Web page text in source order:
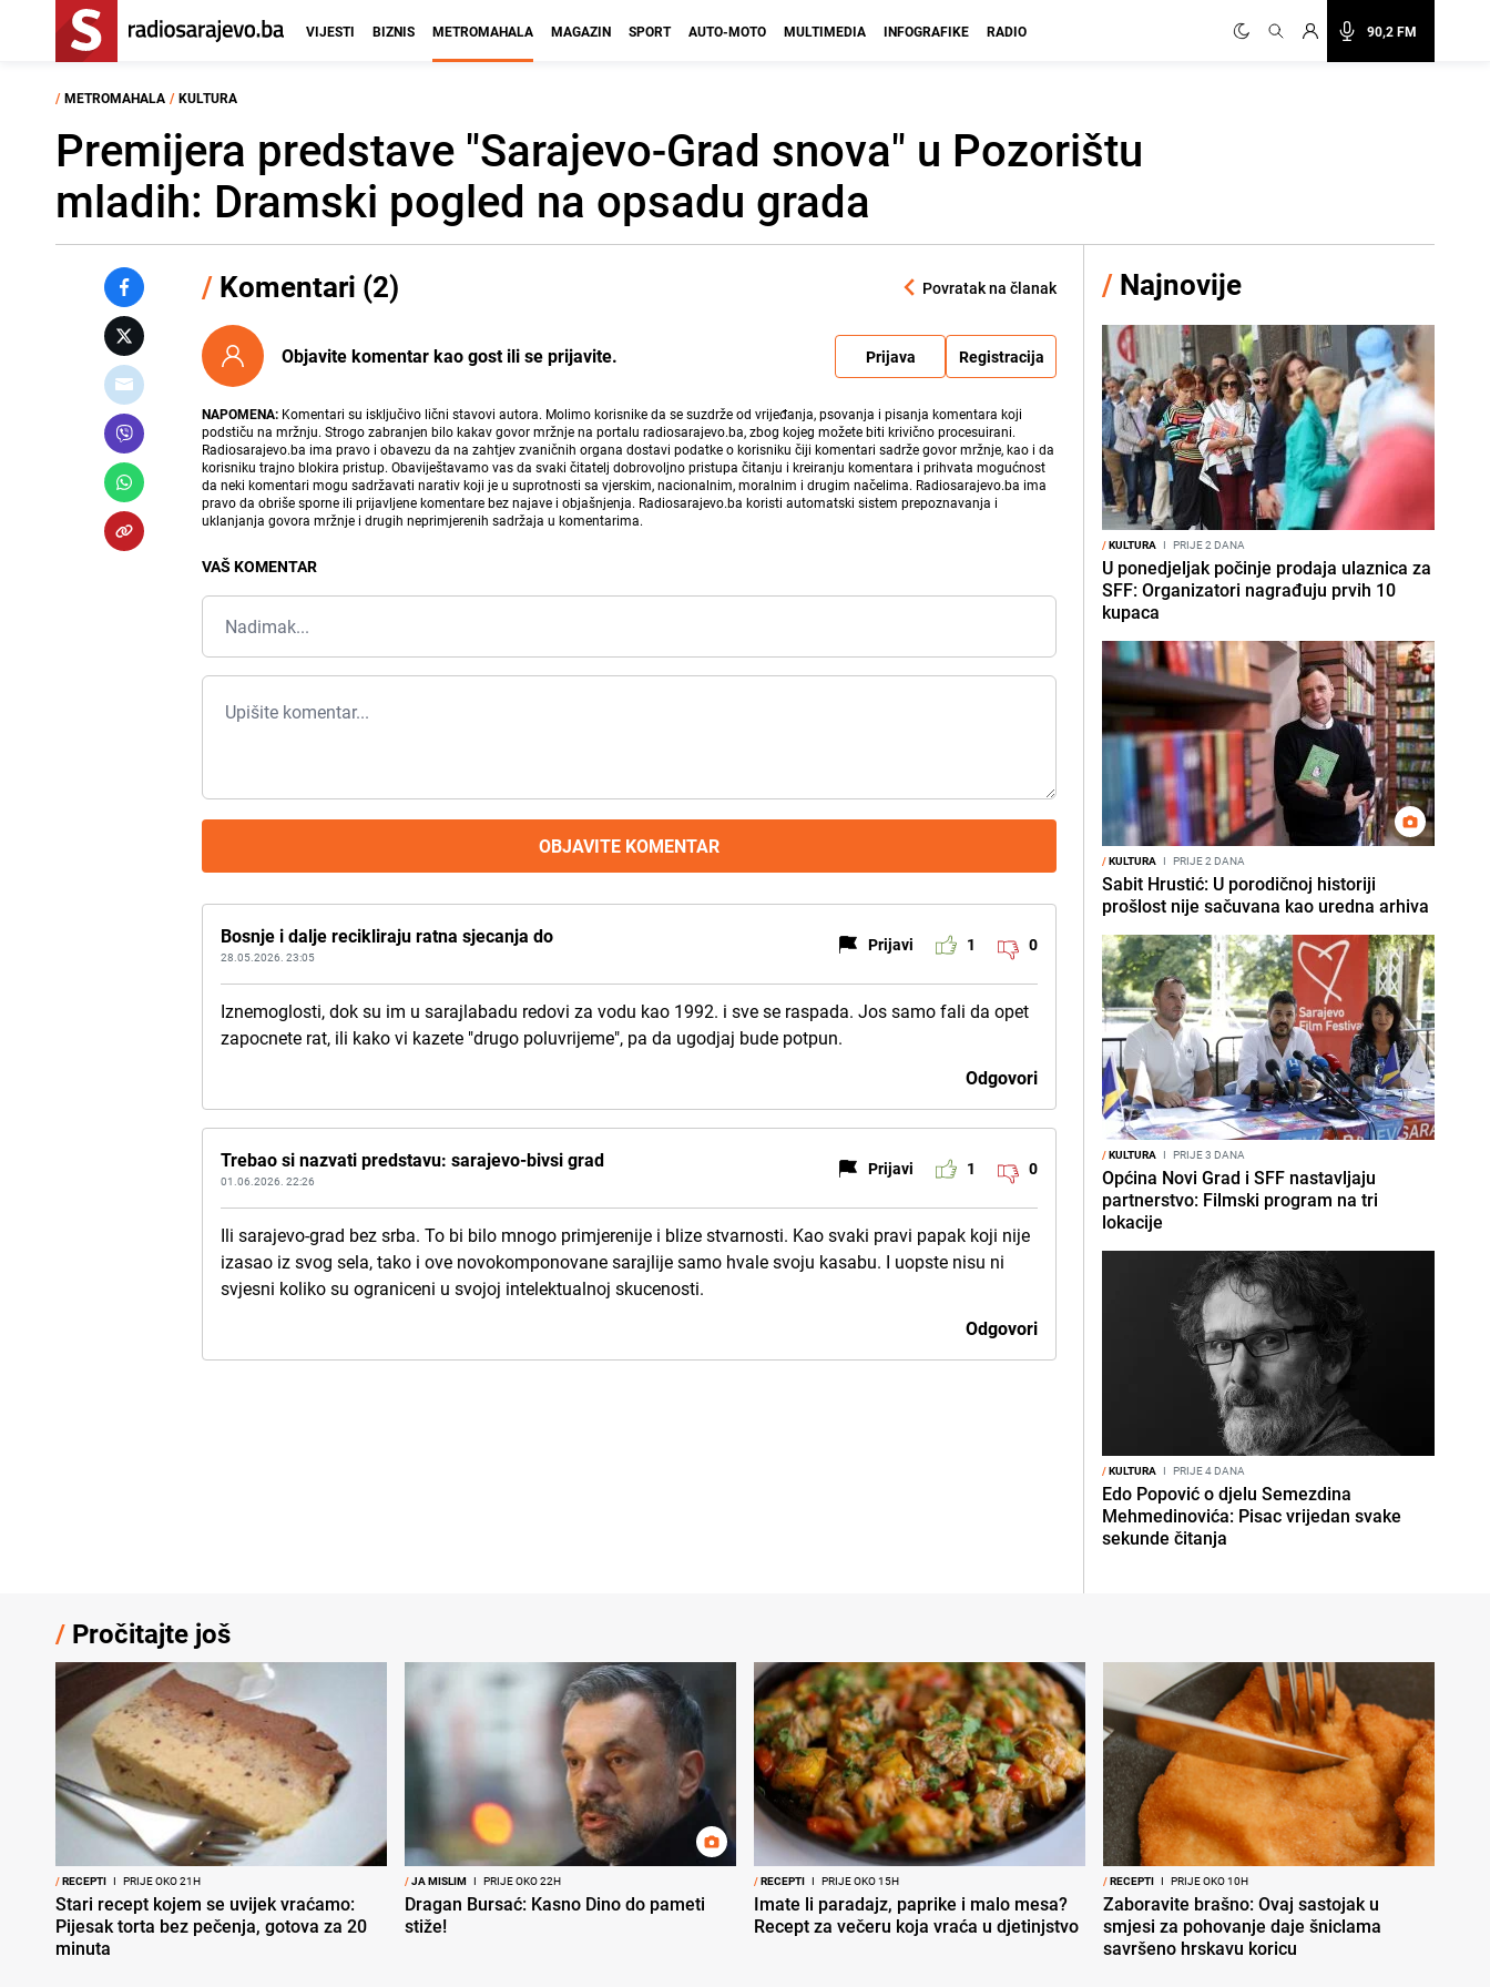
90,2 FM
VIJESTI BIZNIS METROMAHALA MAGAZIN SPORT AUTO-MOTO MULTIMEDIA INFOGRAFIKE RADIO
/ METROMAHALA / KULTURA
Premijera predstave "Sarajevo-Grad snova" u Pozorištu
mladih: Dramski pogled na opsadu grada
/ Komentari (2) Povratak na članak
Objavite komentar kao gost ili se prijavite. Prijava Registracija
NAPOMENA: Komentari su isključivo lični stavovi autora. Molimo korisnike da se suzdrže od vrijeđanja, psovanja i pisanja komentara koji
podstiču na mržnju. Strogo zabranjen bilo kakav govor mržnje na portalu radiosarajevo.ba, zbog kojeg možete biti krivično procesuirani.
Radiosarajevo.ba ima pravo i obavezu da na zahtjev zvaničnih organa dostavi podatke o korisniku čiji komentari sadrže govor mržnje, kao i da
korisniku trajno blokira pristup. Obaviještavamo vas da svaki čitatelj dobrovoljno pristupa čitanju i kreiranju komentara i prihvata mogućnost
da neki komentari mogu sadržavati narativ koji je u suprotnosti sa vjerskim, nacionalnim, moralnim i drugim načelima. Radiosarajevo.ba ima
pravo da obriše sporne ili prijavljene komentare bez najave i objašnjenja. Radiosarajevo.ba koristi automatski sistem prepoznavanja i
uklanjanja govora mržnje i drugih neprimjerenih sadržaja u komentarima.
VAŠ KOMENTAR
OBJAVITE KOMENTAR
Bosnje i dalje recikliraju ratna sjecanja do
28.05.2026. 23:05
Prijavi 1 0
Iznemoglosti, dok su im u sarajlabadu redovi za vodu kao 1992. i sve se raspada. Jos samo fali da opet
zapocnete rat, ili kako vi kazete "drugo poluvrijeme", pa da ugodjaj bude potpun.
Odgovori
Trebao si nazvati predstavu: sarajevo-bivsi grad
01.06.2026. 22:26
Prijavi 1 0
Ili sarajevo-grad bez srba. To bi bilo mnogo primjerenije i blize stvarnosti. Kao svaki pravi papak koji nije
izasao iz svog sela, tako i ove novokomponovane sarajlije samo hvale svoju kasabu. I uopste nisu ni
svjesni koliko su ograniceni u svojoj intelektualnoj skucenosti.
Odgovori
/ Najnovije
/KULTURA I PRIJE 2 DANA
U ponedjeljak počinje prodaja ulaznica za
SFF: Organizatori nagrađuju prvih 10
kupaca
/KULTURA I PRIJE 2 DANA
Sabit Hrustić: U porodičnoj historiji
prošlost nije sačuvana kao uredna arhiva
/KULTURA I PRIJE 3 DANA
Općina Novi Grad i SFF nastavljaju
partnerstvo: Filmski program na tri
lokacije
/KULTURA I PRIJE 4 DANA
Edo Popović o djelu Semezdina
Mehmedinovića: Pisac vrijedan svake
sekunde čitanja
/ Pročitajte još
/RECEPTI I PRIJE OKO 21H
Stari recept kojem se uvijek vraćamo:
Pijesak torta bez pečenja, gotova za 20
minuta
/JA MISLIM I PRIJE OKO 22H
Dragan Bursać: Kasno Dino do pameti
stiže!
/RECEPTI I PRIJE OKO 15H
Imate li paradajz, paprike i malo mesa?
Recept za večeru koja vraća u djetinjstvo
/RECEPTI I PRIJE OKO 10H
Zaboravite brašno: Ovaj sastojak u
smjesi za pohovanje daje šniclama
savršeno hrskavu koricu